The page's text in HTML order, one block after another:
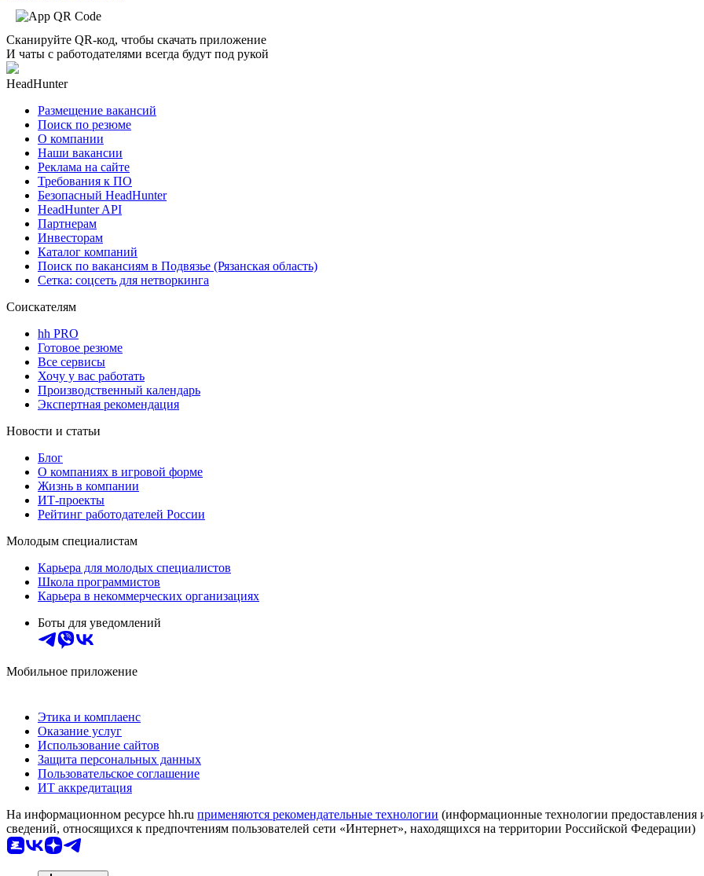
Сканируйте QR-код, чтобы скачать приложение
И чаты с работодателями всегда будут под рукой
HeadHunter
Размещение вакансий
Поиск по резюме
О компании
Наши вакансии
Реклама на сайте
Требования к ПО
Безопасный HeadHunter
HeadHunter API
Партнерам
Инвесторам
Каталог компаний
Поиск по вакансиям в Подвязье (Рязанская область)
Сетка: соцсеть для нетворкинга
Соискателям
hh PRO
Готовое резюме
Все сервисы
Хочу у вас работать
Производственный календарь
Экспертная рекомендация
Новости и статьи
Блог
О компаниях в игровой форме
Жизнь в компании
ИТ-проекты
Рейтинг работодателей России
Молодым специалистам
Карьера для молодых специалистов
Школа программистов
Карьера в некоммерческих организациях
Боты для уведомлений
Мобильное приложение
Этика и комплаенс
Оказание услуг
Использование сайтов
Защита персональных данных
Пользовательское соглашение
ИТ аккредитация
На информационном ресурсе hh.ru применяются рекомендательные технологии (информационные технологии предоставления
сведений, относящихся к предпочтениям пользователей сети «Интернет», находящихся на территории Российской Федерации)